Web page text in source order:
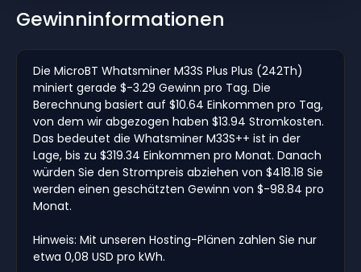
Gewinninformationen
Die MicroBT Whatsminer M33S Plus Plus (242Th)
miniert gerade $-3.29 Gewinn pro Tag. Die
Berechnung basiert auf $10.64 Einkommen pro Tag,
von dem wir abgezogen haben $13.94 Stromkosten.
Das bedeutet die Whatsminer M33S++ ist in der
Lage, bis zu $319.34 Einkommen pro Monat. Danach
würden Sie den Strompreis abziehen von $418.18 Sie
werden einen geschätzten Gewinn von $-98.84 pro
Monat.
Hinweis: Mit unseren Hosting-Plänen zahlen Sie nur
etwa 0,08 USD pro kWh.